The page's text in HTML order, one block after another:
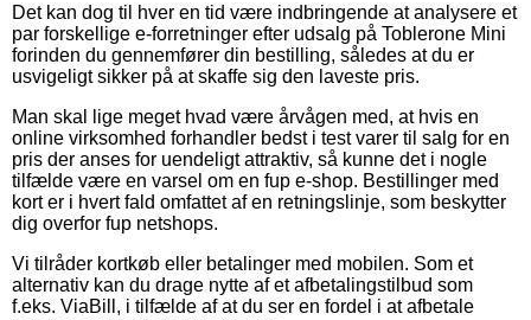
Det kan dog til hver en tid være indbringende at analysere et
par forskellige e-forretninger efter udsalg på Toblerone Mini
forinden du gennemfører din bestilling, således at du er
usvigeligt sikker på at skaffe sig den laveste pris.
Man skal lige meget hvad være årvågen med, at hvis en
online virksomhed forhandler bedst i test varer til salg for en
pris der anses for uendeligt attraktiv, så kunne det i nogle
tilfælde være en varsel om en fup e-shop. Bestillinger med
kort er i hvert fald omfattet af en retningslinje, som beskytter
dig overfor fup netshops.
Vi tilråder kortkøb eller betalinger med mobilen. Som et
alternativ kan du drage nytte af et afbetalingstilbud som
f.eks. ViaBill, i tilfælde af at du ser en fordel i at afbetale